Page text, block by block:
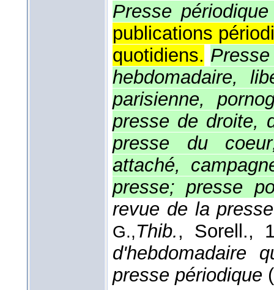
Presse périodique
publications
quotidiens.
hebdomadaire,
parisienne,
presse de droite,
presse du
attaché,
presse; presse
revue de la
G.,Thib., Sorell.,
d'hebdomadaire
presse périodique (